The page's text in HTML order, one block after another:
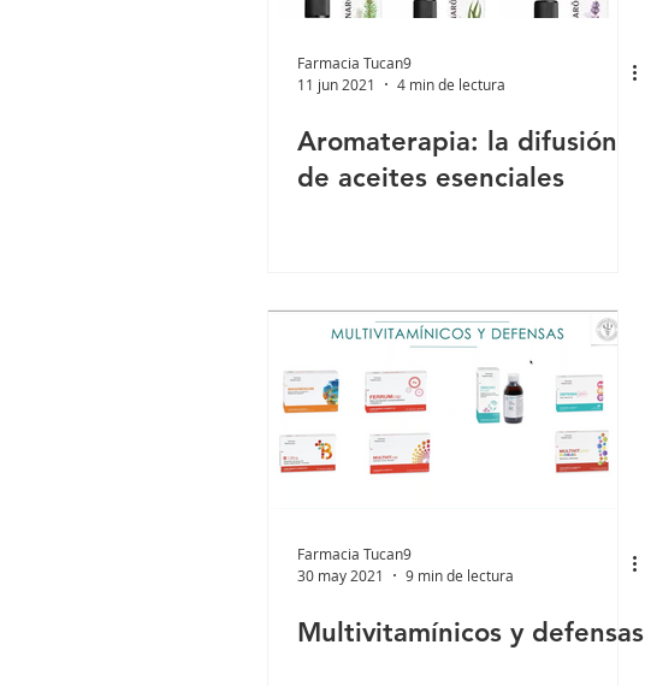
Farmacia Tucan9
11 jun 2021
4 min de lectura
Aromaterapia: la difusión
de aceites esenciales
Farmacia Tucan9
30 may 2021
9 min de lectura
Multivitamínicos y defensas